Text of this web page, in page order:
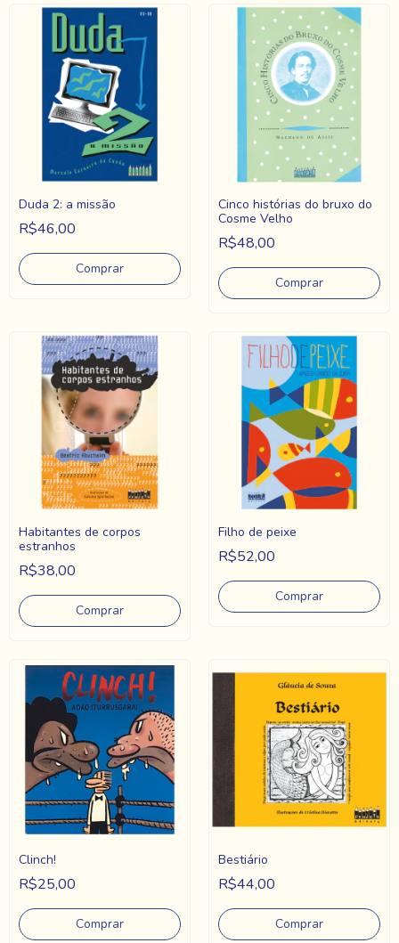
Duda 2: a missão
R$46,00
Cinco histórias do bruxo do
Cosme Velho
R$48,00
Habitantes de corpos
estranhos
R$38,00
Filho de peixe
R$52,00
Clinch!
R$25,00
Bestiário
R$44,00